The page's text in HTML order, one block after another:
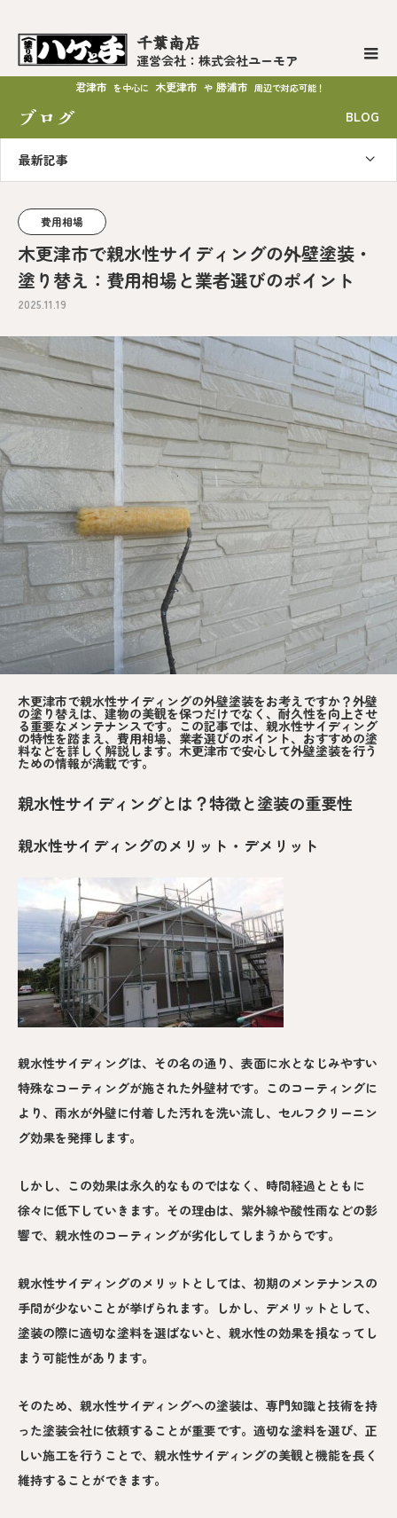
千葉南店
運営会社：株式会社ユーモア
君津市 を中心に 木更津市 や 勝浦市 周辺で対応可能！
ブログ BLOG
最新記事
費用相場
木更津市で親水性サイディングの外壁塗装・
塗り替え：費用相場と業者選びのポイント
2025.11.19
木更津市で親水性サイディングの外壁塗装をお考えですか？外壁
の塗り替えは、建物の美観を保つだけでなく、耐久性を向上させ
る重要なメンテナンスです。この記事では、親水性サイディング
の特性を踏まえ、費用相場、業者選びのポイント、おすすめの塗
料などを詳しく解説します。木更津市で安心して外壁塗装を行う
ための情報が満載です。
親水性サイディングとは？特徴と塗装の重要性
親水性サイディングのメリット・デメリット
親水性サイディングは、その名の通り、表面に水となじみやすい
特殊なコーティングが施された外壁材です。このコーティングに
より、雨水が外壁に付着した汚れを洗い流し、セルフクリーニン
グ効果を発揮します。
しかし、この効果は永久的なものではなく、時間経過とともに
徐々に低下していきます。その理由は、紫外線や酸性雨などの影
響で、親水性のコーティングが劣化してしまうからです。
親水性サイディングのメリットとしては、初期のメンテナンスの
手間が少ないことが挙げられます。しかし、デメリットとして、
塗装の際に適切な塗料を選ばないと、親水性の効果を損なってし
まう可能性があります。
そのため、親水性サイディングへの塗装は、専門知識と技術を持
った塗装会社に依頼することが重要です。適切な塗料を選び、正
しい施工を行うことで、親水性サイディングの美観と機能を長く
維持することができます。